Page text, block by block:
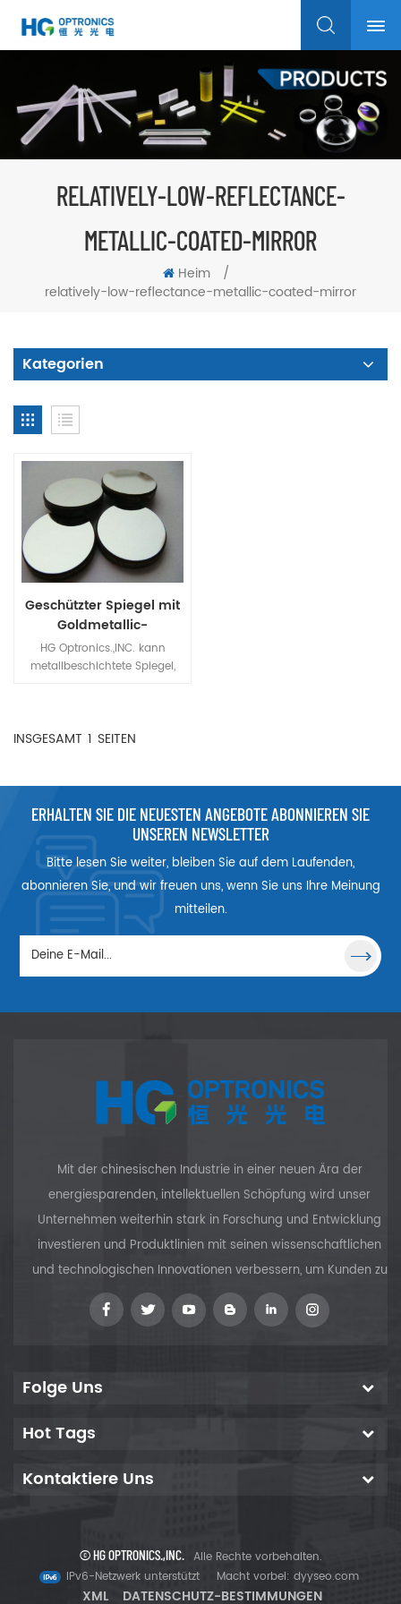
RELATIVELY-LOW-REFLECTANCE-
METALLIC-COATED-MIRROR
Heim
/
relatively-low-reflectance-metallic-coated-mirror
Kategorien
Geschützter Spiegel mit
Goldmetallic-
Beschichtung
HG Optronics.,INC. kann
metallbeschichtete Spiegel,
Substraten wie BK7,
INSGESAMT 1 SEITEN
ERHALTEN SIE DIE NEUESTEN ANGEBOTE ABONNIEREN SIE
UNSEREN NEWSLETTER
Bitte lesen Sie weiter, bleiben Sie auf dem Laufenden,
abonnieren Sie, und wir freuen uns, wenn Sie uns Ihre Meinung
mitteilen.
Mit der chinesischen Industrie in einer neuen Ära der
energiesparenden, intellektuellen Schöpfung wird unser
Unternehmen weiterhin stark in Forschung und Entwicklung
investieren und Produktlinien mit seinen wissenschaftlichen
und technologischen Innovationen verbessern, um Kunden zu
versorgen
Folge Uns
Hot Tags
Kontaktiere Uns
© HG OPTRONICS.,INC. Alle Rechte vorbehalten.
IPv6-Netzwerk unterstützt
Macht vorbei: dyyseo.com
XML DATENSCHUTZ-BESTIMMUNGEN